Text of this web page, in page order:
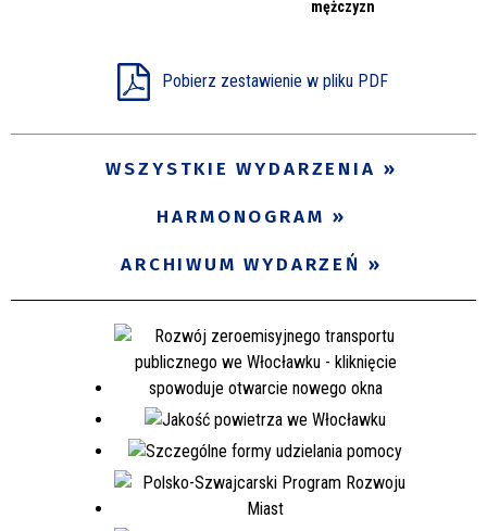
mężczyzn
Pobierz zestawienie w pliku PDF
WSZYSTKIE WYDARZENIA
HARMONOGRAM
ARCHIWUM WYDARZEŃ